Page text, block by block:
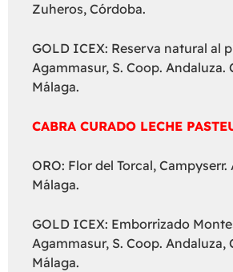
Zuheros, Córdoba.
GOLD ICEX: Reserva natural al
Agammasur, S. Coop. Andaluza.
Málaga.
CABRA CURADO LECHE
ORO: Flor del Torcal,
Málaga.
GOLD ICEX: Emborrizado
Agammasur, S. Coop. Andaluza,
Málaga.